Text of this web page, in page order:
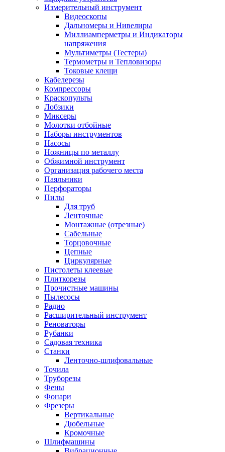
Измерительный инструмент
Видеоскопы
Дальномеры и Нивелиры
Миллиамперметры и Индикаторы
напряжения
Мультиметры (Тестеры)
Термометры и Тепловизоры
Токовые клещи
Кабелерезы
Компрессоры
Краскопульты
Лобзики
Миксеры
Молотки отбойные
Наборы инструментов
Насосы
Ножницы по металлу
Обжимной инструмент
Организация рабочего места
Паяльники
Перфораторы
Пилы
Для труб
Ленточные
Монтажные (отрезные)
Сабельные
Торцовочные
Цепные
Циркулярные
Пистолеты клеевые
Плиткорезы
Прочистные машины
Пылесосы
Радио
Расширительный инструмент
Реноваторы
Рубанки
Садовая техника
Станки
Ленточно-шлифовальные
Точила
Труборезы
Фены
Фонари
Фрезеры
Вертикальные
Дюбельные
Кромочные
Шлифмашины